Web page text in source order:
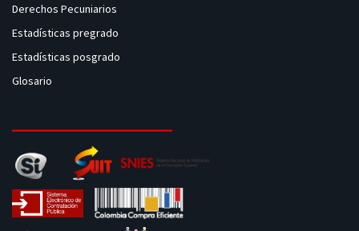
Derechos Pecuniarios
Estadísticas pregrado
Estadísticas posgrado
Glosario